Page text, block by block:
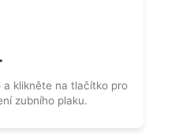
klikněte na tlačítko pro
zubního plaku.